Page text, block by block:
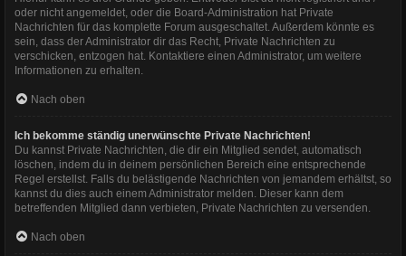
oder nicht angemeldet, oder die Board-Administration hat Private
Nachrichten für das komplette Forum ausgeschaltet. Außerdem könnte es
sein, dass der Administrator dir das Recht, Private Nachrichten zu
verschicken, entzogen hat. Kontaktiere einen Administrator, um weitere
Informationen zu erhalten.
Nach oben
Ich bekomme ständig unerwünschte Private Nachrichten!
Du kannst Private Nachrichten, die dir ein Mitglied sendet, automatisch
löschen, indem du in deinem persönlichen Bereich eine entsprechende
Regel erstellst. Falls du belästigende Nachrichten von jemandem erhältst, so
kannst du dies auch einem Administrator melden. Dieser kann dem
betreffenden Mitglied dann verbieten, Private Nachrichten zu versenden.
Nach oben